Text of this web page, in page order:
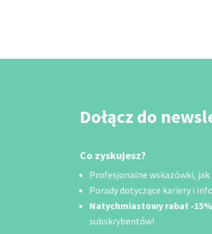
Dołącz do
Co zyskujesz?
Profesjonalne wskazówki, jak
Porady dotyczące kariery i
Natychmiastowy rabat -
subskrybentów!